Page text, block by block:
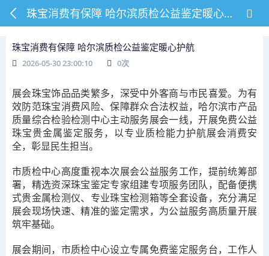
珠宝消费有保障 哈尔滨质检公益鉴定暖心护航
珠宝消费有保障 哈尔滨质检公益鉴定暖心护航
2026-05-30 23:00:10 0次
展会珠宝饰品品类繁多，深受中外客商与市民喜爱。为有
效防范珠宝消费风险、保障群众合法权益，哈尔滨市产品
质量综合检验检测中心主动服务展会一线，开展免费公益
珠宝贵金属鉴定服务，以专业质检能力护航展会消费安
全，彰显民生担当。
市质检中心高度重视本次展会公益服务工作，提前统筹部
署，精选资深珠宝鉴定专家组建专项服务团队，配备便携
式贵金属检测仪、专业珠宝检测箱等全套设备，充分满足
展会现场快速、精准的鉴定需求，为公益服务高质量开展
筑牢基础。
展会期间， 市质检中心设立专属免费鉴定服务台，工作人